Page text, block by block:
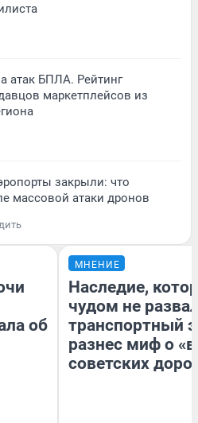
атак БПЛА. Рейтинг
маркетплейсов из
закрыли: что
массовой атаки дронов
об
МНЕНИЕ
Наследие,
чудом не
транспортный
разнес миф о
советских